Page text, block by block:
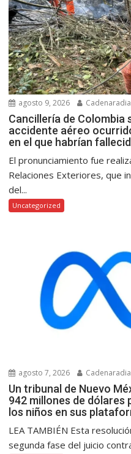
agosto 9, 2026
Cancillería de Colombia
accidente aéreo
en el que habrían
El pronunciamiento fue
Relaciones Exteriores, que
del...
Uncategorized
agosto 7, 2026
Un tribunal de Nuevo
942 millones de dólares
los niños en sus
LEA TAMBIÉN Esta
segunda fase del juicio